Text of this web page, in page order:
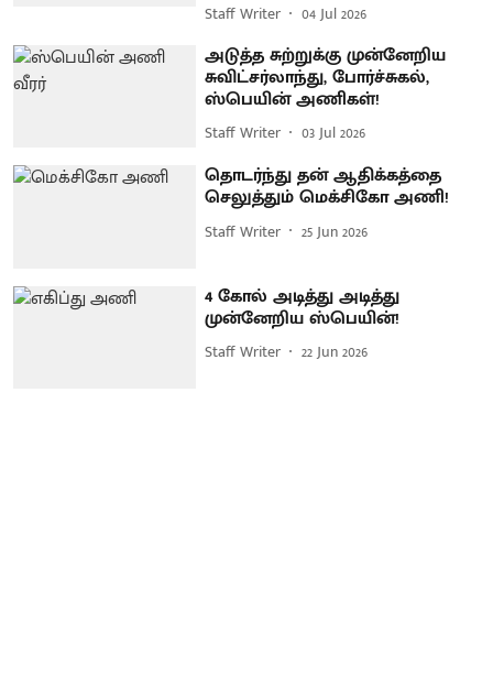
Staff Writer 04 Jul 2026
அடுத்த சுற்றுக்கு முன்னேறிய
சுவிட்சர்லாந்து, போர்ச்சுகல்,
ஸ்பெயின் அணிகள்!
Staff Writer 03 Jul 2026
தொடர்ந்து தன் ஆதிக்கத்தை
செலுத்தும் மெக்சிகோ அணி!
Staff Writer 25 Jun 2026
4 கோல் அடித்து அடித்து
முன்னேறிய ஸ்பெயின்!
Staff Writer 22 Jun 2026